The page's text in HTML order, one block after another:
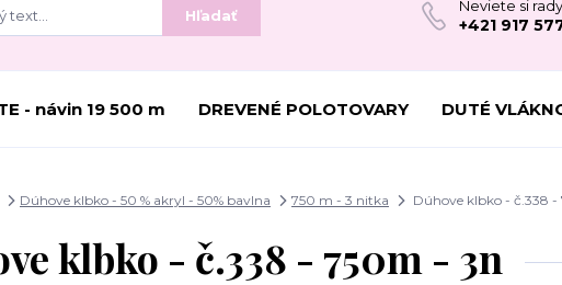
Hľadať
Neviete si
+421 917
- návin 19 500 m DREVENÉ POLOTOVARY DUTÉ
Dúhove klbko - 50 % akryl - 50% bavlna 750 m - 3 nitka Dúhove klbko - č.338 -
klbko - č.338 - 750m - 3n